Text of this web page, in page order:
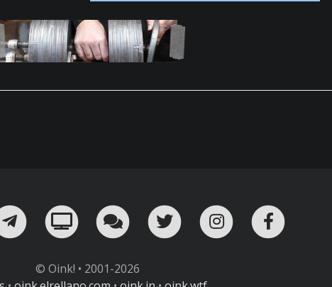
un email!
¡Nuestro canal en Telegram!
Oink! TV Charla con nosotros en Telegram
Twitter Instagram
© Oink! • 2001-2026